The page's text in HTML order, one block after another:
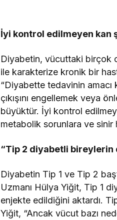
İyi kontrol edilmeyen kan
Diyabetin, vücuttaki birçok
ile karakterize kronik bir
“Diyabette tedavinin amacı
çıkışını engellemek veya
büyüktür. İyi kontrol
metabolik sorunlara ve
“Tip 2 diyabetli bireylerin
Diyabetin Tip 1 ve Tip 2
Uzmanı Hülya Yiğit, Tip 1
enjekte edildiğini aktardı.
Yiğit, “Ancak vücut bazı